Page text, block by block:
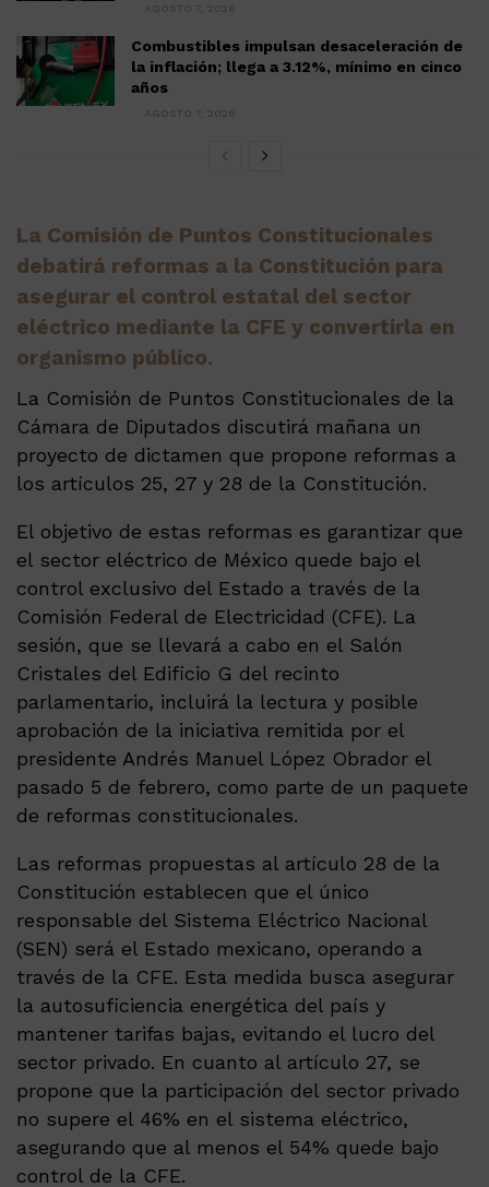
AGOSTO 7, 2026
Combustibles impulsan desaceleración de
la inflación; llega a 3.12%, mínimo en cinco
años
AGOSTO 7, 2026
La Comisión de Puntos Constitucionales
debatirá reformas a la Constitución para
asegurar el control estatal del sector
eléctrico mediante la CFE y convertirla en
organismo público.
La Comisión de Puntos Constitucionales de la
Cámara de Diputados discutirá mañana un
proyecto de dictamen que propone reformas a
los artículos 25, 27 y 28 de la Constitución.
El objetivo de estas reformas es garantizar que
el sector eléctrico de México quede bajo el
control exclusivo del Estado a través de la
Comisión Federal de Electricidad (CFE). La
sesión, que se llevará a cabo en el Salón
Cristales del Edificio G del recinto
parlamentario, incluirá la lectura y posible
aprobación de la iniciativa remitida por el
presidente Andrés Manuel López Obrador el
pasado 5 de febrero, como parte de un paquete
de reformas constitucionales.
Las reformas propuestas al artículo 28 de la
Constitución establecen que el único
responsable del Sistema Eléctrico Nacional
(SEN) será el Estado mexicano, operando a
través de la CFE. Esta medida busca asegurar
la autosuficiencia energética del país y
mantener tarifas bajas, evitando el lucro del
sector privado. En cuanto al artículo 27, se
propone que la participación del sector privado
no supere el 46% en el sistema eléctrico,
asegurando que al menos el 54% quede bajo
control de la CFE.